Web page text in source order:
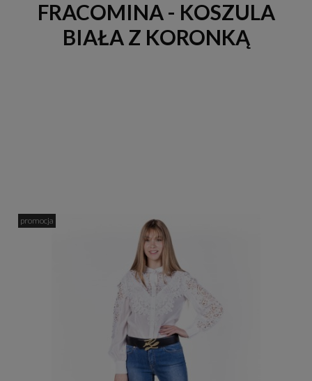
FRACOMINA - KOSZULA
BIAŁA Z KORONKĄ
promocja